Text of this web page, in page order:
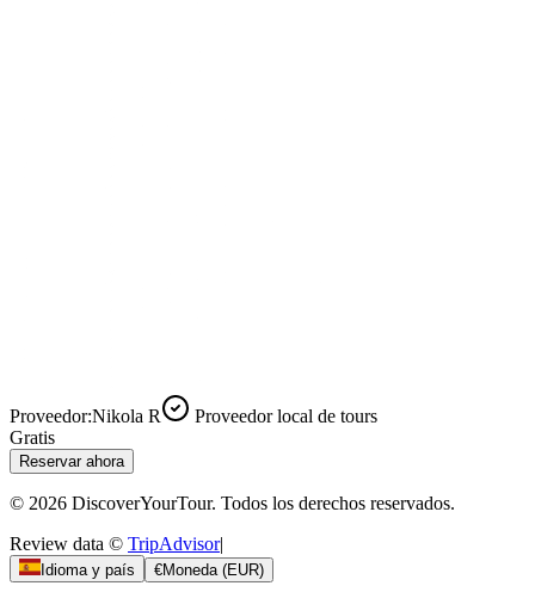
Proveedor:Nikola R
Proveedor local de tours
Gratis
Reservar ahora
© 2026 DiscoverYourTour. Todos los derechos reservados.
Review data © TripAdvisor|
Idioma y país €Moneda (EUR)